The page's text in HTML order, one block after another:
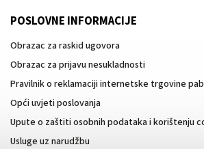
POSLOVNE INFORMACIJE
Obrazac za raskid ugovora
Obrazac za prijavu nesukladnosti
Pravilnik o reklamaciji internetske trgovine
Opći uvjeti poslovanja
Upute o zaštiti osobnih podataka i korištenju
Usluge uz narudžbu